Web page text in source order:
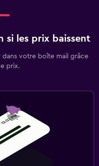
si les prix baissent
dans votre boîte mail grâce
prix.